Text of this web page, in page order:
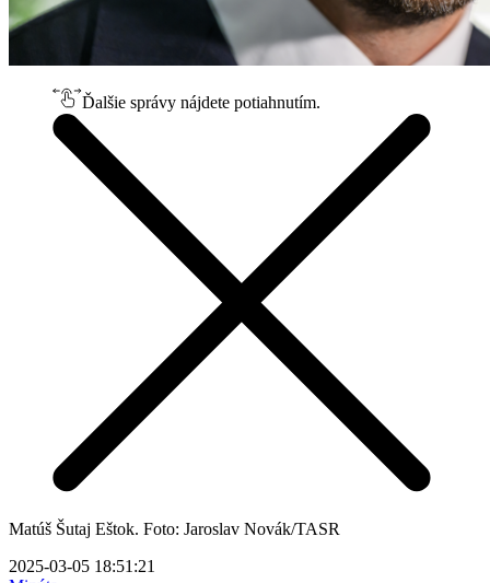
Ďalšie správy nájdete potiahnutím.
Matúš Šutaj Eštok. Foto: Jaroslav Novák/TASR
2025-03-05 18:51:21